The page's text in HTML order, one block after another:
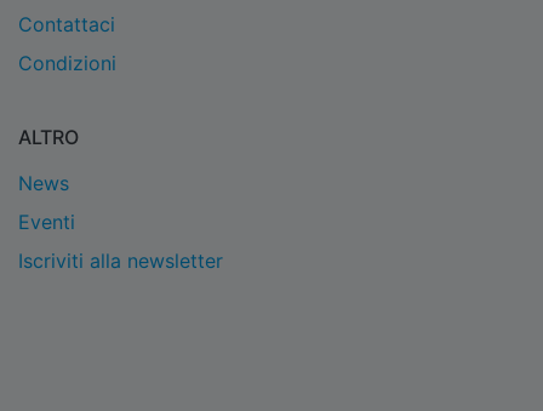
Contattaci
Condizioni
ALTRO
News
Eventi
Iscriviti alla newsletter